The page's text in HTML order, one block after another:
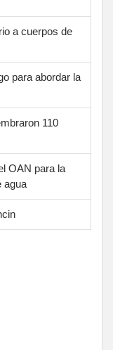
a cuerpos de
para abordar la
110
OAN para la
agua